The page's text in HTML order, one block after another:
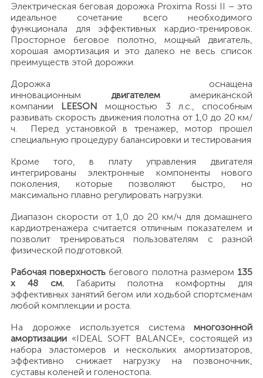
Электрическая беговая дорожка Proxima Rossi II – это
идеальное сочетание всего необходимого
функционала для эффективных кардио-тренировок.
Просторное беговое полотно, мощный двигатель,
хорошая амортизация и это далеко не весь список
преимуществ этой дорожки.
Дорожка оснащена
инновационным двигателемамериканской
компании LEESON мощностью 3 л.с., способным
развивать скорость движения полотна от 1,0 до 20 км/
ч. Перед установкой в тренажер, мотор прошел
специальную процедуру балансировки и тестирования
Кроме того, в плату управления двигателя
интегрированы электронные компоненты нового
поколения, которые позволяют быстро, но
максимально плавно регулировать нагрузки.
Диапазон скорости от 1,0 до 20 км/ч для домашнего
кардиотренажера считается отличным показателем и
позволит тренироваться пользователям с разной
физической подготовкой.
Рабочая поверхностьбегового полотна размером 135
х 48 см.Габариты полотна комфортны для
эффективных занятий бегом или ходьбой спортсменам
любой комплекции и роста.
На дорожке используется система многозонной
амортизации «IDEAL SOFT BALANCE», состоящей из
набора эластомеров и нескольких амортизаторов,
эффективно снижает нагрузку на позвоночник,
суставы коленей и голеностопа.